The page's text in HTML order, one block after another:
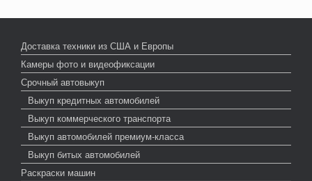
Доставка техники из США и Европы
Камеры фото и видеофиксации
Срочный автовыкуп
Выкуп кредитных автомобилей
Выкуп коммерческого транспорта
Выкуп автомобилей премиум-класса
Выкуп битых автомобилей
Раскраски машин